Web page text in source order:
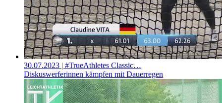
30.07.2023 | #TrueAthletes Classic…
Diskuswerferinnen kämpfen mit Dauerregen